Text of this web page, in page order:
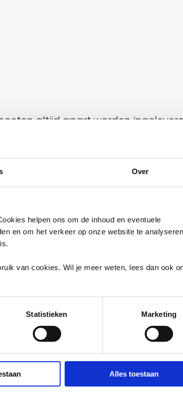
Over
helpen ons om de inhoud en eventuele
en om het verkeer op onze website te
van cookies. Wil je meer weten, lees dan ook
Statistieken Marketing
Alles toestaan
altijd apart worden
metalen kunnen worden
locaties waar je ze kunt inleveren.
batterijen en accu's apart
batterijen en accu's?
batterijen inleveren?